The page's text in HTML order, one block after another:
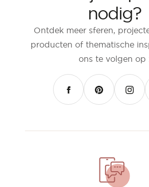
Keuken
Badkamer
Per buitenruimte
nodig?
Ontdek meer sferen,
producten of thematische
ons te volgen op
FACEBOOKPINTEREST